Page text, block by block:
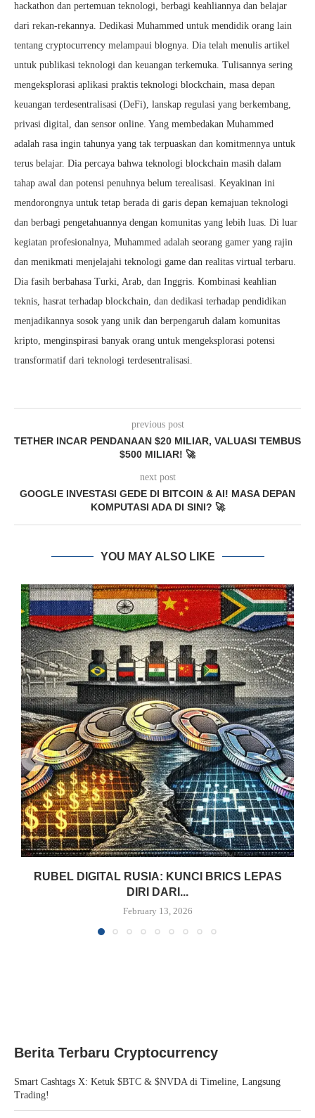
hackathon dan pertemuan teknologi, berbagi keahliannya dan belajar
dari rekan-rekannya. Dedikasi Muhammed untuk mendidik orang lain
tentang cryptocurrency melampaui blognya. Dia telah menulis artikel
untuk publikasi teknologi dan keuangan terkemuka. Tulisannya sering
mengeksplorasi aplikasi praktis teknologi blockchain, masa depan
keuangan terdesentralisasi (DeFi), lanskap regulasi yang berkembang,
privasi digital, dan sensor online. Yang membedakan Muhammed
adalah rasa ingin tahunya yang tak terpuaskan dan komitmennya untuk
terus belajar. Dia percaya bahwa teknologi blockchain masih dalam
tahap awal dan potensi penuhnya belum terealisasi. Keyakinan ini
mendorongnya untuk tetap berada di garis depan kemajuan teknologi
dan berbagi pengetahuannya dengan komunitas yang lebih luas. Di luar
kegiatan profesionalnya, Muhammed adalah seorang gamer yang rajin
dan menikmati menjelajahi teknologi game dan realitas virtual terbaru.
Dia fasih berbahasa Turki, Arab, dan Inggris. Kombinasi keahlian
teknis, hasrat terhadap blockchain, dan dedikasi terhadap pendidikan
menjadikannya sosok yang unik dan berpengaruh dalam komunitas
kripto, menginspirasi banyak orang untuk mengeksplorasi potensi
transformatif dari teknologi terdesentralisasi.
previous post
TETHER INCAR PENDANAAN $20 MILIAR, VALUASI TEMBUS
$500 MILIAR! 🚀
next post
GOOGLE INVESTASI GEDE DI BITCOIN & AI! MASA DEPAN
KOMPUTASI ADA DI SINI? 🚀
YOU MAY ALSO LIKE
RUBEL DIGITAL RUSIA: KUNCI BRICS LEPAS
DIRI DARI...
February 13, 2026
Berita Terbaru Cryptocurrency
Smart Cashtags X: Ketuk $BTC & $NVDA di Timeline, Langsung
Trading!